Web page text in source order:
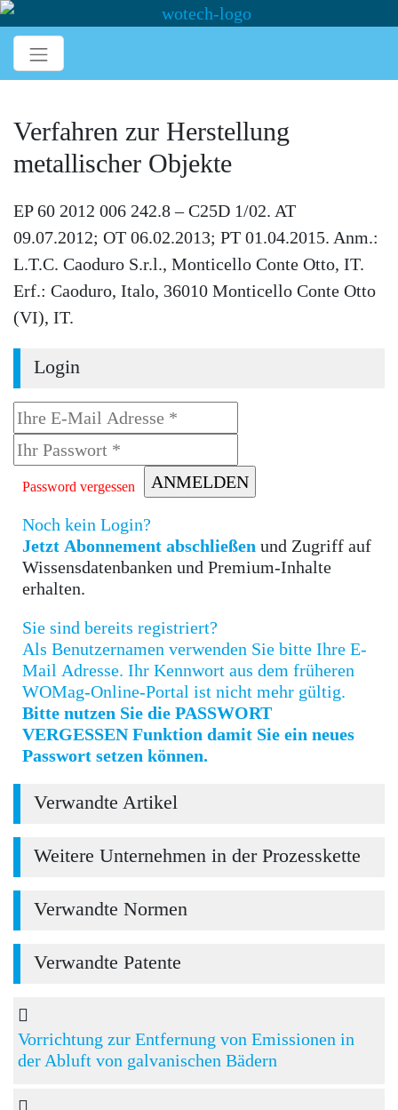
Verfahren zur Herstellung
metallischer Objekte
EP 60 2012 006 242.8 – C25D 1/02. AT
09.07.2012; OT 06.02.2013; PT 01.04.2015. Anm.:
L.T.C. Caoduro S.r.l., Monticello Conte Otto, IT.
Erf.: Caoduro, Italo, 36010 Monticello Conte Otto
(VI), IT.
Login
Password vergessen
Noch kein Login?
Jetzt Abonnement abschließen
Wissensdatenbanken und Premium-Inhalte
erhalten.
Sie sind bereits registriert?
Als Benutzernamen verwenden Sie bitte Ihre E-
Mail Adresse. Ihr Kennwort aus dem früheren
WOMag-Online-Portal ist nicht mehr gültig.
Bitte nutzen Sie die PASSWORT
VERGESSEN Funktion damit Sie ein neues
Passwort setzen können.
Verwandte Artikel
Weitere Unternehmen in der Prozesskette
Verwandte Normen
Verwandte Patente
Vorrichtung zur Entfernung von Emissionen in
der Abluft von galvanischen Bädern